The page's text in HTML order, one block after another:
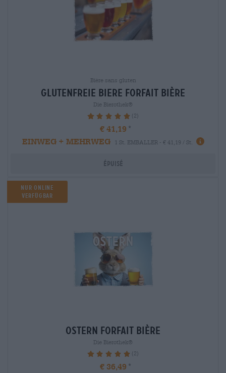
Bière sans gluten
glutenfreie biere Forfait bière
Die Bierothek®
100% (2)
€ 41,19
EINWEG + MEHRWEG
1 St. EMBALLER - € 41,19 / St.
Épuisé
Nur online
verfügbar
ostern Forfait bière
Die Bierothek®
100% (2)
€ 36,49